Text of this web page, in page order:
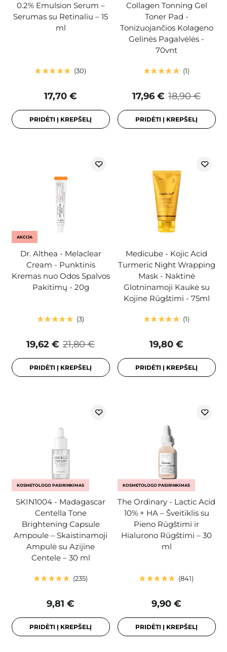
0.2% Emulsion Serum –
Serumas su Retinaliu – 15
ml
30
17,70 €
PRIDĖTI Į KREPŠELĮ
Collagen Tonning Gel
Toner Pad -
Tonizuojančios Kolageno
Gelinės Pagalvėlės -
70vnt
1
18,90 €
17,96 €
PRIDĖTI Į KREPŠELĮ
AKCIJA
Dr. Althea - Melaclear
Cream - Punktinis
Kremas nuo Odos Spalvos
Pakitimų - 20g
3
21,80 €
19,62 €
PRIDĖTI Į KREPŠELĮ
Medicube - Kojic Acid
Turmeric Night Wrapping
Mask - Naktinė
Glotninamoji Kaukė su
Kojine Rūgštimi - 75ml
1
19,80 €
PRIDĖTI Į KREPŠELĮ
KOSMETOLOGO PASIRINKIMAS
SKIN1004 - Madagascar
Centella Tone
Brightening Capsule
Ampoule – Skaistinamoji
Ampulė su Azijine
Centele – 30 ml
235
9,81 €
PRIDĖTI Į KREPŠELĮ
KOSMETOLOGO PASIRINKIMAS
The Ordinary - Lactic Acid
10% + HA – Šveitiklis su
Pieno Rūgštimi ir
Hialurono Rūgštimi – 30
ml
841
9,90 €
PRIDĖTI Į KREPŠELĮ